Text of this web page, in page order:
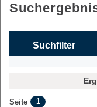
Suchfilter
Seite
1